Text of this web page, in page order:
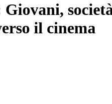
il cinema